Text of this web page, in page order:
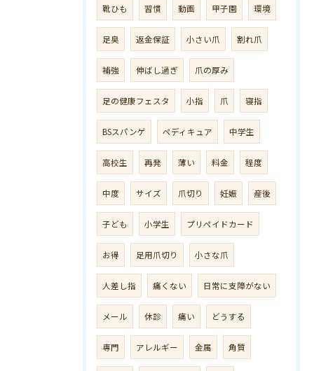
靴ひも 習慣 動画 甲子園 環境
足臭 返金保証 小さい爪 割れ爪
補強 伸ばし過ぎ 爪の厚み
足の健康フェスタ 小指 爪 寝指
BSスパンゲ ペディキュア 中学生
高校生 再発 薄い 料金 程度
中度 サイズ 爪切り 妊娠 産後
子ども 小学生 プリペイドカード
お得 足用爪切り 小さな爪
人差し指 痛くない 日常に支障がない
メール 休診 痛い どうする
専門 アレルギー 金属 角質